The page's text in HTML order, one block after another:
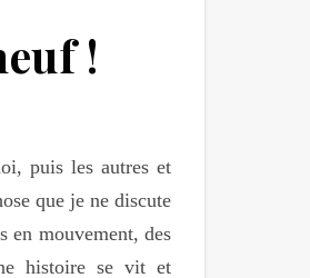
!
puis les autres et
que je ne discute
en mouvement, des
histoire se vit et